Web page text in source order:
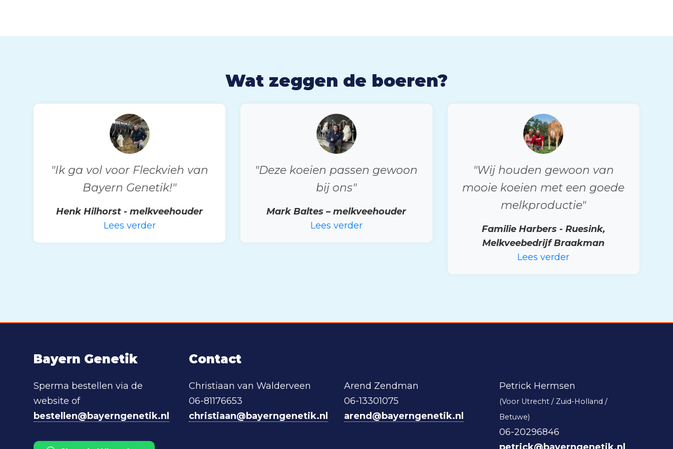
Wat zeggen de boeren?
"Ik ga vol voor Fleckvieh van
Bayern Genetik!"
Henk Hilhorst - melkveehouder
Lees verder
"Deze koeien passen gewoon
bij ons"
Mark Baltes – melkveehouder
Lees verder
"Wij houden gewoon van
mooie koeien met een goede
melkproductie"
Familie Harbers - Ruesink,
Melkveebedrijf Braakman
Lees verder
Bayern Genetik
Sperma bestellen via de
website of
bestellen@bayerngenetik.nl
Contact
Christiaan van Walderveen
06-81176653
christiaan@bayerngenetik.nl
Arend Zendman
06-13301075
arend@bayerngenetik.nl
Petrick Hermsen
(Voor Utrecht / Zuid-Holland /
Betuwe)
06-20296846